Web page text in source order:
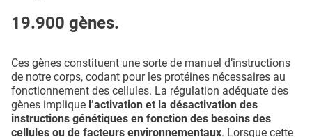
19.900 gènes.
Ces gènes constituent une sorte de manuel d’instructions
de notre corps, codant pour les protéines nécessaires au
fonctionnement des cellules. La régulation adéquate des
gènes implique l’activation et la désactivation des
instructions génétiques en fonction des besoins des
cellules ou de facteurs environnementaux. Lorsque cette